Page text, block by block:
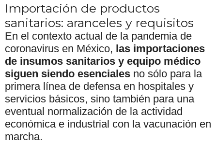
Importación de productos
sanitarios: aranceles y requisitos
En el contexto actual de la pandemia de
coronavirus en México, las importaciones
de insumos sanitarios y equipo médico
siguen siendo esenciales no sólo para la
primera línea de defensa en hospitales y
servicios básicos, sino también para una
eventual normalización de la actividad
económica e industrial con la vacunación en
marcha.